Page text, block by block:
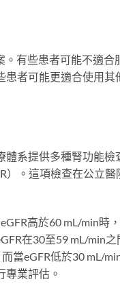
。有些患者可能不適合
患者可能更適合使用其
體系提供多種腎功能檢
）。這項檢查在公立醫
高於60 mL/min時
在30至59 mL/min之
當eGFR低於30 mL/
專業評估。